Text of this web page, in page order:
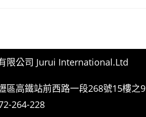
限公司 Jurui International.Ltd
區高鐵站前西路一段268號15樓之9
264-228